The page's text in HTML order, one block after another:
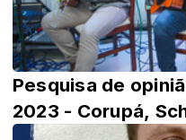
Pesquisa de
2023 - Corupá,